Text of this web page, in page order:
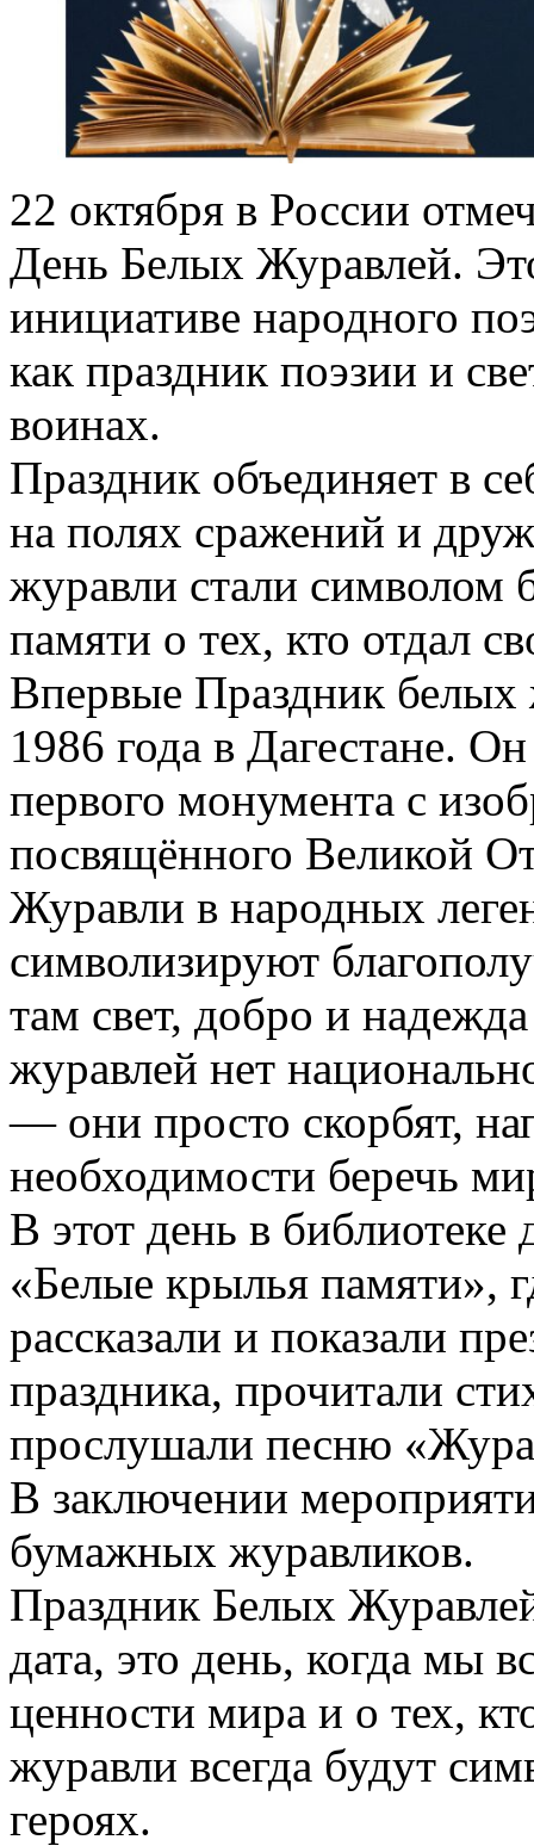
22 октября в России
День Белых Журавлей.
инициативе народного
как праздник поэзии и
воинах.
Праздник объединяет в
на полях сражений и
журавли стали символом
памяти о тех, кто отдал
Впервые Праздник белых
1986 года в Дагестане.
первого монумента с
посвящённого Великой
Журавли в народных
символизируют
там свет, добро и
журавлей нет
— они просто скорбят,
необходимости беречь
В этот день в
«Белые крылья памяти»,
рассказали и показали
праздника, прочитали
прослушали песню
В заключении
бумажных журавликов.
Праздник Белых
дата, это день, когда мы
ценности мира и о тех,
журавли всегда будут
героях.